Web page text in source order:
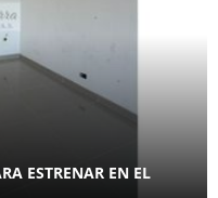
ESTRENAR EN EL